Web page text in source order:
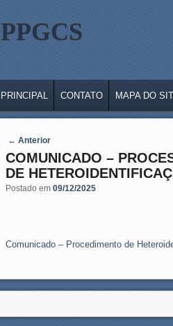
PPGCS
SKIP TO PRIMARY CONTENT
SKIP TO SECONDARY CONTENT
PRINCIPAL CONTATO MAPA DO
Post navigation
← Anterior
COMUNICADO –
DE
Postado em 09/12/2025
Comunicado – Procedimento de